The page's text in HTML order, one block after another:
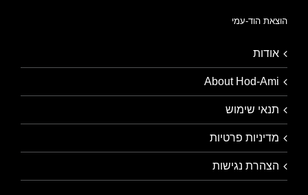
הוצאת הוד-עמי
אודות
About Hod-Ami
תנאי שימוש
מדיניות פרטיות
הצהרת נגישות